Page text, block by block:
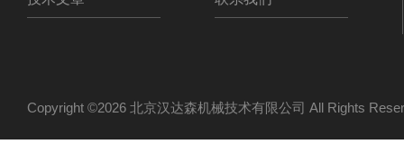
Copyright ©2026 北京汉达森机械技术有限公司 All Rights